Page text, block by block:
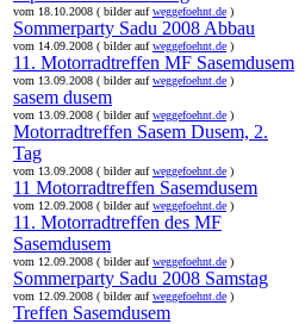
vom 18.10.2008 ( bilder aufweggefoehnt.de )
Sommerparty Sadu 2008 Abbau
vom 14.09.2008 ( bilder aufweggefoehnt.de )
11. Motorradtreffen MF Sasemdusem
vom 13.09.2008 ( bilder aufweggefoehnt.de )
sasem dusem
vom 13.09.2008 ( bilder aufweggefoehnt.de )
Motorradtreffen Sasem Dusem, 2.
Tag
vom 13.09.2008 ( bilder aufweggefoehnt.de )
11 Motorradtreffen Sasemdusem
vom 12.09.2008 ( bilder aufweggefoehnt.de )
11. Motorradtreffen des MF
Sasemdusem
vom 12.09.2008 ( bilder aufweggefoehnt.de )
Sommerparty Sadu 2008 Samstag
vom 12.09.2008 ( bilder aufweggefoehnt.de )
Treffen Sasemdusem